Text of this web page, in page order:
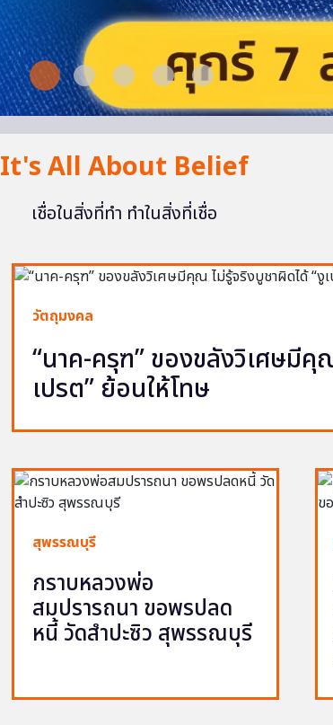
It's All About Belief
เชื่อในสิ่งที่ทำ ทำในสิ่งที่เชื่อ
วัตถุมงคล
“นาค-ครุฑ” ของขลังวิเศษมีคุ
เปรต” ย้อนให้โทษ
สุพรรณบุรี
กราบหลวงพ่อ
สมปรารถนา ขอพรปลด
หนี้ วัดสำปะซิว สุพรรณบุรี